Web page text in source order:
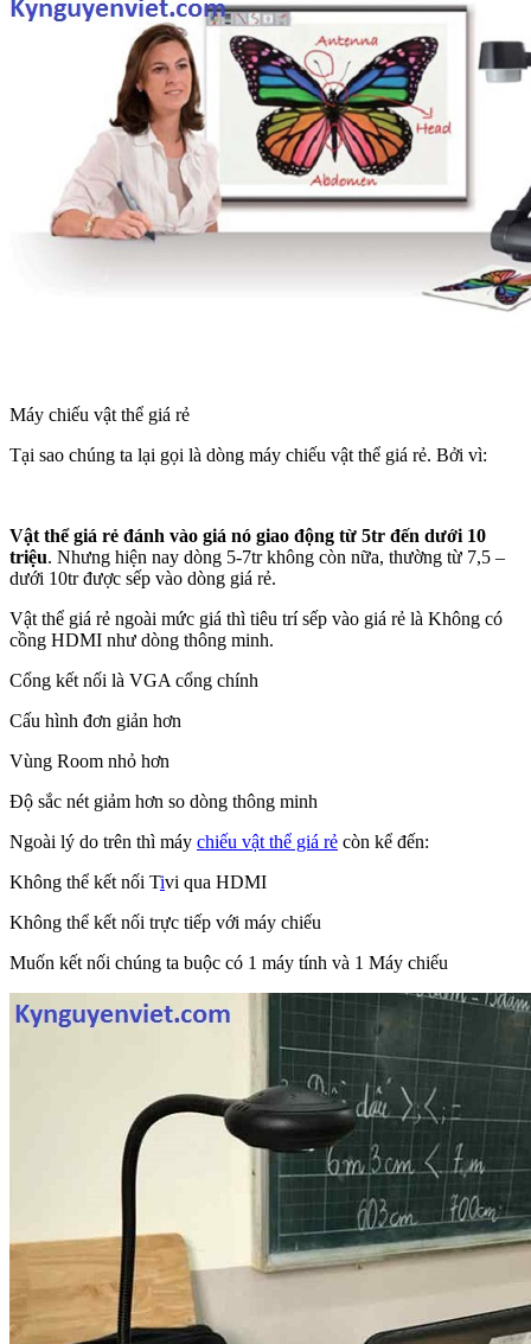
Máy chiếu vật thể giá rẻ
Tại sao chúng ta lại gọi là dòng máy chiếu vật thể giá rẻ. Bởi vì:
Vật thể giá rẻ đánh vào giá nó giao động từ 5tr đến dưới 10
triệu. Nhưng hiện nay dòng 5-7tr không còn nữa, thường từ 7,5 –
dưới 10tr được sếp vào dòng giá rẻ.
Vật thể giá rẻ ngoài mức giá thì tiêu trí sếp vào giá rẻ là Không có
cồng HDMI như dòng thông minh.
Cổng kết nối là VGA cổng chính
Cấu hình đơn giản hơn
Vùng Room nhỏ hơn
Độ sắc nét giảm hơn so dòng thông minh
Ngoài lý do trên thì máy chiếu vật thể giá rẻ còn kể đến:
Không thể kết nối Tivi qua HDMI
Không thể kết nối trực tiếp với máy chiếu
Muốn kết nối chúng ta buộc có 1 máy tính và 1 Máy chiếu